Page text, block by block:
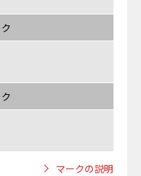
マークの説明